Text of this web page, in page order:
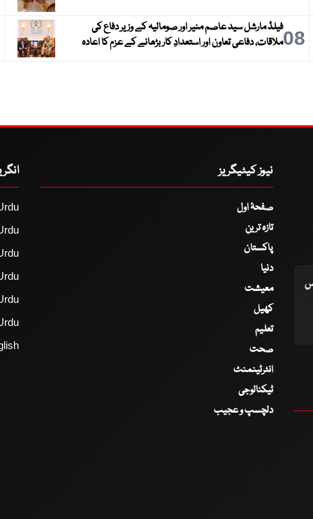
08فیلڈ مارشل سید عاصم منیر اور صومالیہ کے وزیر دفاع کی
ملاقات، دفاعی تعاون اور استعدادِ کار بڑھانے کے عزم کا اعادہ
نیوز کیٹیگریز
صفحۂ اول
تازہ ترین
پاکستان
دنیا
معیشت
کھیل
تعلیم
صحت
انٹرٹینمنٹ
ٹیکنالوجی
دلچسپ و عجیب